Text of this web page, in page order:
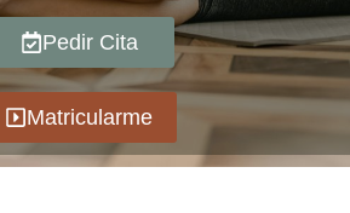
Pedir Cita
Matricularme